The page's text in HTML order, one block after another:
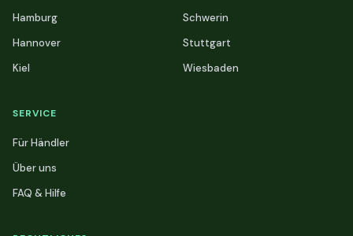
Hamburg
Hannover
Kiel
Schwerin
Stuttgart
Wiesbaden
SERVICE
Für Händler
Über uns
FAQ & Hilfe